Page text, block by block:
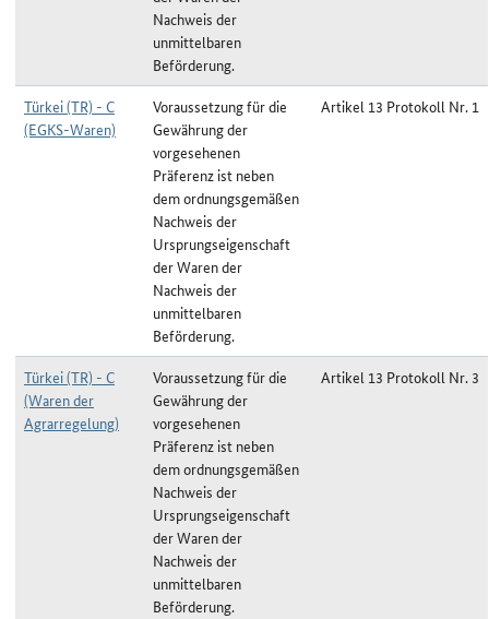
Nachweis der
unmittelbaren
Beförderung.
Türkei (TR) - C
(EGKS-Waren)
Voraussetzung für die
Gewährung der
vorgesehenen
Präferenz ist neben
dem ordnungsgemäßen
Nachweis der
Ursprungseigenschaft
der Waren der
Nachweis der
unmittelbaren
Beförderung.
Artikel 13 Protokoll Nr. 1
Türkei (TR) - C
(Waren der
Agrarregelung)
Voraussetzung für die
Gewährung der
vorgesehenen
Präferenz ist neben
dem ordnungsgemäßen
Nachweis der
Ursprungseigenschaft
der Waren der
Nachweis der
unmittelbaren
Beförderung.
Artikel 13 Protokoll Nr. 3